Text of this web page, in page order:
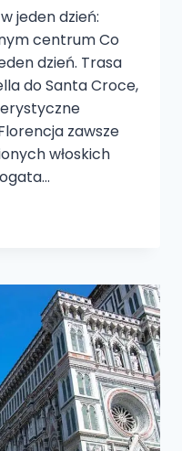
jeden dzień:
centrum Co
dzień. Trasa
do Santa Croce,
zawsze
włoskich